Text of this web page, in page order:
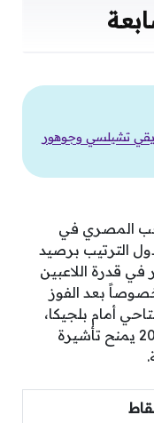
تشيلسي وجوهور
المصري في
الترتيب برصيد
في قدرة اللاعبين
بعد الفوز
أمام بلجيكا،
علماً بأن نظام بطولة كأس العالم 2026 يمنح تأشيرة